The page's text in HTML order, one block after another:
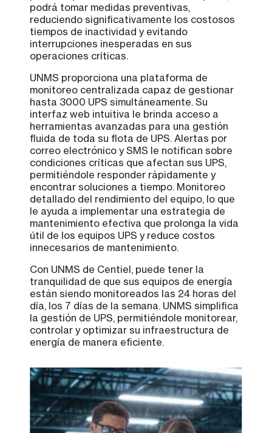
podrá tomar medidas preventivas,
reduciendo significativamente los costosos
tiempos de inactividad y evitando
interrupciones inesperadas en sus
operaciones críticas.
UNMS proporciona una plataforma de
monitoreo centralizada capaz de gestionar
hasta 3000 UPS simultáneamente. Su
interfaz web intuitiva le brinda acceso a
herramientas avanzadas para una gestión
fluida de toda su flota de UPS. Alertas por
correo electrónico y SMS le notifican sobre
condiciones críticas que afectan sus UPS,
permitiéndole responder rápidamente y
encontrar soluciones a tiempo. Monitoreo
detallado del rendimiento del equipo, lo que
le ayuda a implementar una estrategia de
mantenimiento efectiva que prolonga la vida
útil de los equipos UPS y reduce costos
innecesarios de mantenimiento.
Con UNMS de Centiel, puede tener la
tranquilidad de que sus equipos de energía
están siendo monitoreados las 24 horas del
día, los 7 días de la semana. UNMS simplifica
la gestión de UPS, permitiéndole monitorear,
controlar y optimizar su infraestructura de
energía de manera eficiente.